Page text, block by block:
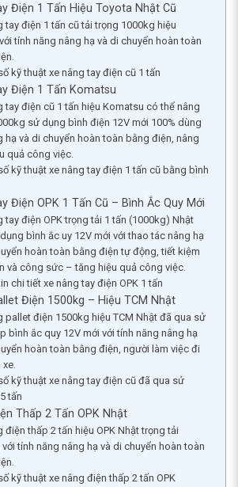
Điện 1 Tấn Hiệu Toyota Nhật Cũ
tay điện 1 tấn cũ tải trọng 1000kg hiệu
tính năng nâng hạ và di chuyển hoàn toàn
kỹ thuật xe nâng tay điện cũ 1 tấn
Điện 1 Tấn Komatsu
tay điện cũ 1 tấn hiệu Komatsu có thể nâng
sử dụng bình điện 12V mới 100% dùng
hạ và di chuyển hoàn toàn bằng điện, nâng
quả công việc.
kỹ thuật xe nâng tay điện 1 tấn cũ bằng bình
Điện OPK 1 Tấn Cũ – Bình Ắc Quy Mới
tay điện OPK trọng tải 1 tấn (1000kg) Nhật
bình ắc uy 12V mới với thao tác nâng hạ
hoàn toàn bằng điện tự động, tiết kiệm
và công sức – tăng hiệu quả công việc.
chi tiết xe nâng tay điện OPK 1 tấn
Điện 1500kg – Hiệu TCM Nhật
pallet điện 1500kg hiệu TCM Nhật đã qua sử
bình ắc quy 12V mới với tính năng nâng hạ
hoàn toàn bằng điện, người làm việc đi
kỹ thuật xe nâng tay điện cũ đã qua sử
tấn
Thấp 2 Tấn OPK Nhật
điện thấp 2 tấn hiệu OPK Nhật trọng tải
tính năng nâng hạ và di chuyển hoàn toàn
kỹ thuật xe nâng điện thấp 2 tấn OPK